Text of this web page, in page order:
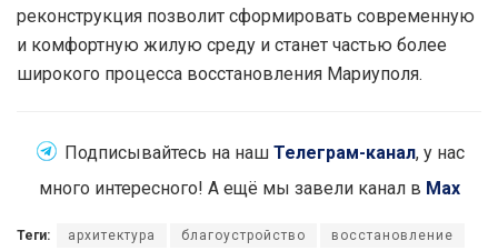
реконструкция позволит сформировать современную
и комфортную жилую среду и станет частью более
широкого процесса восстановления Мариуполя.
Подписывайтесь на наш Телеграм-канал, у нас
много интересного! А ещё мы завели канал в Max
Теги: архитектура благоустройство восстановление